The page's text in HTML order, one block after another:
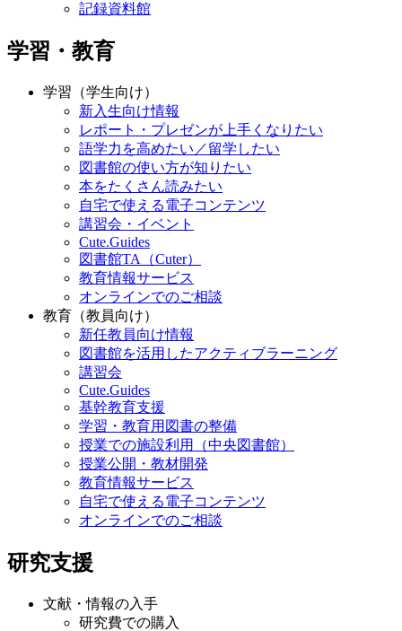
記録資料館
学習・教育
学習（学生向け）
新入生向け情報
レポート・プレゼンが上手くなりたい
語学力を高めたい／留学したい
図書館の使い方が知りたい
本をたくさん読みたい
自宅で使える電子コンテンツ
講習会・イベント
Cute.Guides
図書館TA（Cuter）
教育情報サービス
オンラインでのご相談
教育（教員向け）
新任教員向け情報
図書館を活用したアクティブラーニング
講習会
Cute.Guides
基幹教育支援
学習・教育用図書の整備
授業での施設利用（中央図書館）
授業公開・教材開発
教育情報サービス
自宅で使える電子コンテンツ
オンラインでのご相談
研究支援
文献・情報の入手
研究費での購入